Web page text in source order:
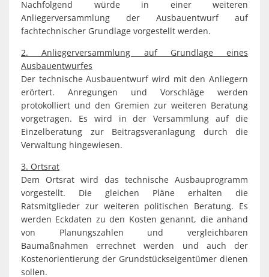
Nachfolgend würde in einer weiteren
Anliegerversammlung der Ausbauentwurf auf
fachtechnischer Grundlage vorgestellt werden.
2. Anliegerversammlung auf Grundlage eines
Ausbauentwurfes
Der technische Ausbauentwurf wird mit den Anliegern
erörtert. Anregungen und Vorschläge werden
protokolliert und den Gremien zur weiteren Beratung
vorgetragen. Es wird in der Versammlung auf die
Einzelberatung zur Beitragsveranlagung durch die
Verwaltung hingewiesen.
3. Ortsrat
Dem Ortsrat wird das technische Ausbauprogramm
vorgestellt. Die gleichen Pläne erhalten die
Ratsmitglieder zur weiteren politischen Beratung. Es
werden Eckdaten zu den Kosten genannt, die anhand
von Planungszahlen und vergleichbaren
Baumaßnahmen errechnet werden und auch der
Kostenorientierung der Grundstückseigentümer dienen
sollen.